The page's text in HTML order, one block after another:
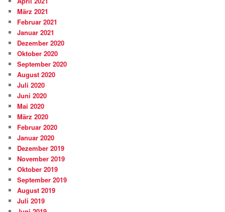
März 2021
Februar 2021
Januar 2021
Dezember 2020
Oktober 2020
September 2020
August 2020
Juli 2020
Juni 2020
Mai 2020
März 2020
Februar 2020
Januar 2020
Dezember 2019
November 2019
Oktober 2019
September 2019
August 2019
Juli 2019